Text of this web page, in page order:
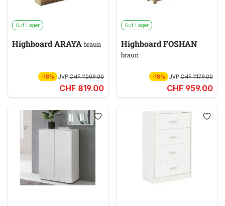
Auf Lager
Highboard ARAYAbraun
-18% UVP CHF 1’009.00
CHF 819.00
Auf Lager
Highboard FOSHAN
braun
-18% UVPCHF 1’179.00
CHF 959.00